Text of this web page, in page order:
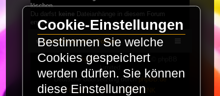
löschen.
Du darfst keine Dateianhänge in diesem Forum
erstellen.
LaserFreak.net Forum
Powered byphpBB® Forum Software © phpBB
Limited
Deutsche Übersetzung durchphpBB.de
PRIVACY_LINK |TERMS_LINK
Cookie-Einstellungen
Bestimmen Sie welche
Cookies gespeichert
werden dürfen. Sie können
diese Einstellungen